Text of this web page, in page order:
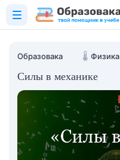
Образовака 🌡️ Физика
Силы в механике